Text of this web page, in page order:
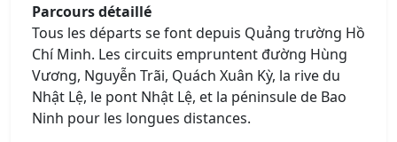
Parcours détaillé
Tous les départs se font depuis Quảng trường Hồ
Chí Minh. Les circuits empruntent đường Hùng
Vương, Nguyễn Trãi, Quách Xuân Kỳ, la rive du
Nhật Lệ, le pont Nhật Lệ, et la péninsule de Bao
Ninh pour les longues distances.